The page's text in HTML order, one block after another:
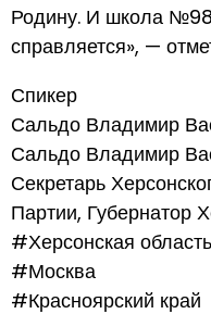
Родину. И школа
справляется», —
Спикер
Сальдо Владимир
Сальдо Владимир
Секретарь
Партии, Губернатор
#Херсонская область
#Москва
#Красноярский край